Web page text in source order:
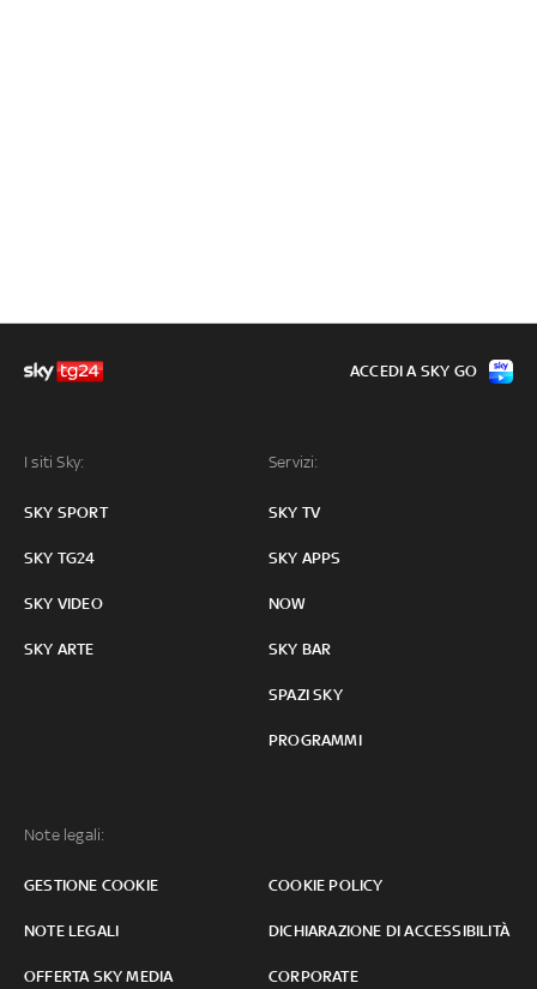
I siti Sky:
SKY SPORT
SKY TG24
SKY VIDEO
SKY ARTE
Servizi:
SKY TV
SKY APPS
NOW
SKY BAR
SPAZI SKY
PROGRAMMI
Note legali:
GESTIONE COOKIE COOKIE POLICY
NOTE LEGALI DICHIARAZIONE DI ACCESSIBILITÀ
OFFERTA SKY MEDIA CORPORATE
ACCEDI A SKY GO